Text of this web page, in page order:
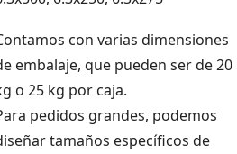
con varias dimensiones
embalaje, que pueden ser de 20
o 25 kg por caja.
pedidos grandes, podemos
tamaños específicos de